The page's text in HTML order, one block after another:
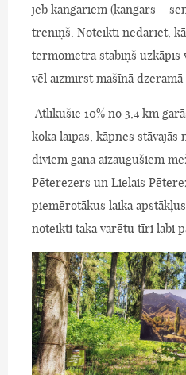
jeb kangariem (kangars –
treniņš. Noteikti nedariet,
termometra stabiņš uzkāpis
vēl aizmirst mašīnā
Atlikušie 10% no 3,4 km
koka laipas, kāpnes stāvajās
diviem gana aizaugušiem
Pēterezers un Lielais
piemērotākus laika
noteikti taka varētu tīri labi